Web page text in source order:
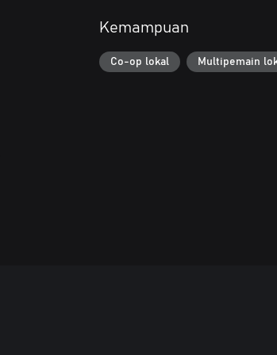
Kemampuan
Co-op lokal Multipemain